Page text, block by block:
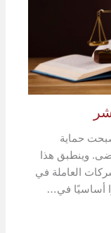
حماية
وينطبق هذا
العاملة في
أساسيًا في…